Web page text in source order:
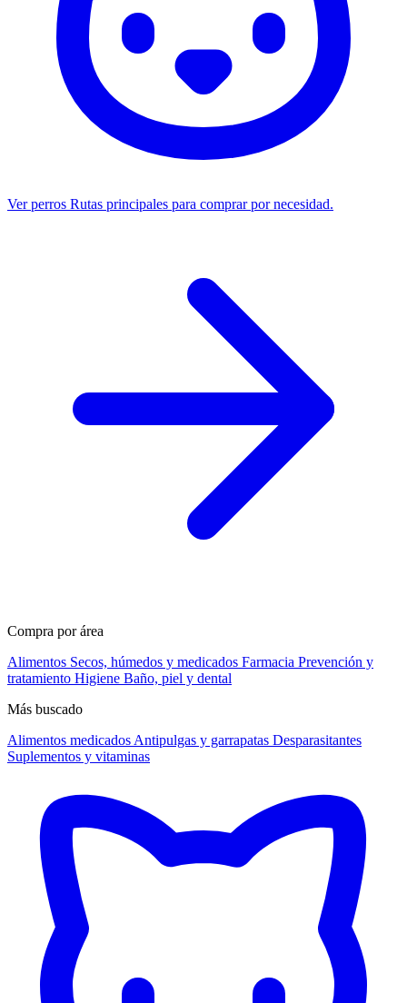
Ver perros Rutas principales para comprar por necesidad.
Compra por área
Alimentos Secos, húmedos y medicados Farmacia Prevención y
tratamiento Higiene Baño, piel y dental
Más buscado
Alimentos medicados Antipulgas y garrapatas Desparasitantes
Suplementos y vitaminas